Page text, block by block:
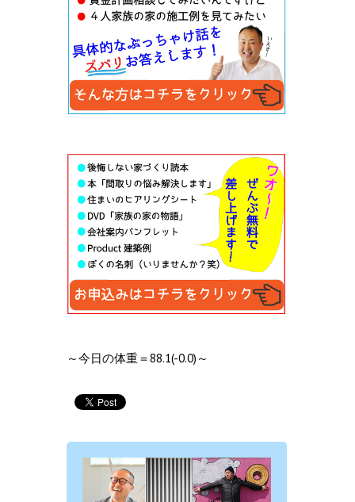
～今日の体重＝88.1(-0.0)～